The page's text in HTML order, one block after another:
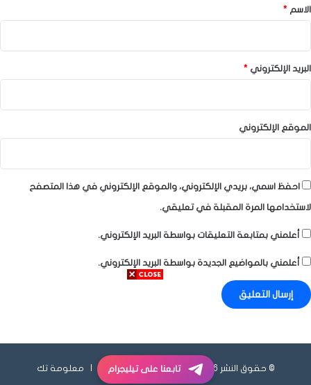
*الاسم *
البريد الإلكتروني *
الموقع الإلكتروني
احفظ اسمي، بريدي الإلكتروني، والموقع الإلكتروني في هذا المتصفح
لاستخدامها المرة المقبلة في تعليقي.
أعلمني بمتابعة التعليقات بواسطة البريد الإلكتروني.
أعلمني بالمواضيع الجديدة بواسطة البريد الإلكتروني.
© حقوق النشر 2026، جميع الحقوق محفوظة | معلومة تك تابعنا على تيليجرام